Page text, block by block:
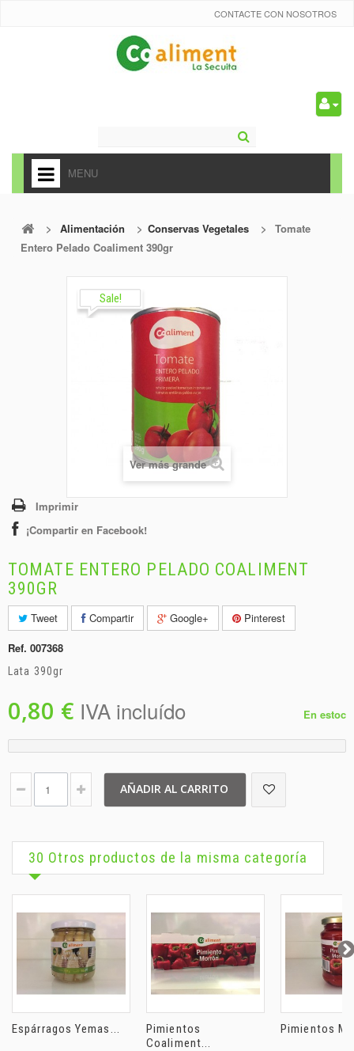
CONTACTE CON NOSOTROS
MENU
ALIMENTACIÓN
CARNICERÍA Y CHARCUTERÍA
> Alimentación > Conservas Vegetales >
Tomate
Entero Pelado Coaliment 390gr
Sale!
Ver más grande
Imprimir
¡Compartir en Facebook!
TOMATE ENTERO PELADO COALIMENT
390GR
Tweet Compartir Google+
Pinterest
Ref. 007368
Lata 390gr
0,80 € IVA incluído En estoc
AÑADIR AL CARRITO
30 Otros productos de la misma categoría
Espárragos Yemas...
Pimientos
Coaliment...
Pimientos